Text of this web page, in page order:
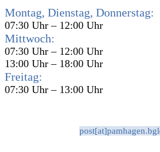
Montag, Dienstag, Donnerstag:
07:30 Uhr – 12:00 Uhr
Mittwoch:
07:30 Uhr – 12:00 Uhr
13:00 Uhr – 18:00 Uhr
Freitag:
07:30 Uhr – 13:00 Uhr